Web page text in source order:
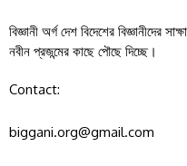
বিজ্ঞানী অর্গ দেশ বিদেশের বিজ্ঞানীদের
নবীন প্রজন্মের কাছে পৌছে দিচ্ছে।
Contact:
biggani.org@gmail.com